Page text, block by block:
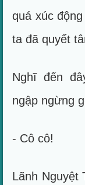
quá xúc
ta đã quyết
Nghĩ đến
ngập ngừng
- Cô cô!
Lãnh Nguyệt